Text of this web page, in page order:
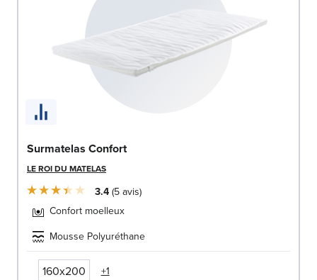
Surmatelas Confort
LE ROI DU MATELAS
3.4 5avis
Confort moelleux
Mousse Polyuréthane
160x200 +1